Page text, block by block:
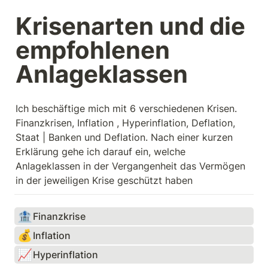
Krisenarten und die
empfohlenen
Anlageklassen
Ich beschäftige mich mit 6 verschiedenen Krisen.
Finanzkrisen, Inflation , Hyperinflation, Deflation,
Staat | Banken und Deflation. Nach einer kurzen
Erklärung gehe ich darauf ein, welche
Anlageklassen in der Vergangenheit das Vermögen
in der jeweiligen Krise geschützt haben
🏦 Finanzkrise
💰 Inflation
📈 Hyperinflation